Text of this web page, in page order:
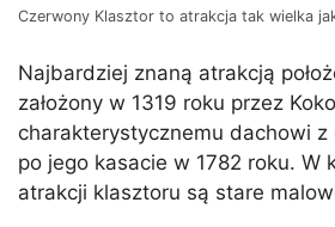
Czerwony Klasztor to atrakcja tak wielka
Najbardziej znaną atrakcją
założony w 1319 roku przez
charakterystycznemu dachowi
po jego kasacie w 1782 roku. W
atrakcji klasztoru są stare